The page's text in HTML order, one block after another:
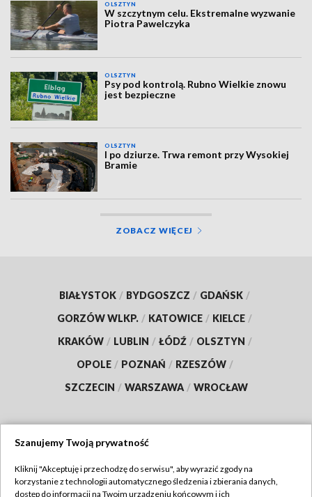
OLSZTYN
W szczytnym celu. Ekstremalne wyzwanie
Piotra Pawelczyka
OLSZTYN
Psy pod kontrolą. Rubno Wielkie znowu
jest bezpieczne
OLSZTYN
I po dziurze. Trwa remont przy Wysokiej
Bramie
ZOBACZ WIĘCEJ
BIAŁYSTOK / BYDGOSZCZ / GDAŃSK /
GORZÓW WLKP. / KATOWICE / KIELCE /
KRAKÓW / LUBLIN / ŁÓDŹ / OLSZTYN /
OPOLE / POZNAŃ / RZESZÓW /
SZCZECIN / WARSZAWA / WROCŁAW
TVP
Szanujemy Twoją prywatność
Kliknij "Akceptuję i przechodzę do serwisu", aby wyrazić zgody na
korzystanie z technologii automatycznego śledzenia i zbierania danych,
dostęp do informacji na Twoim urządzeniu końcowym i ich